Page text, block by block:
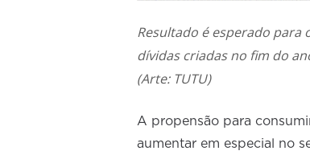
Resultado é esperado para
dívidas criadas no fim do
(Arte: TUTU)
A propensão para
aumentar em especial no